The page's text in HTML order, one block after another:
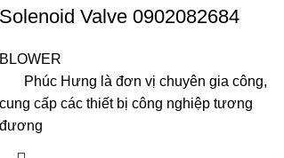
Solenoid Valve 0902082684
BLOWER
Phúc Hưng là đơn vị chuyên gia công,
cung cấp các thiết bị công nghiệp tương
đương